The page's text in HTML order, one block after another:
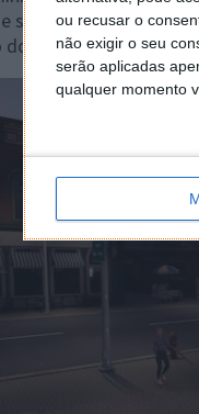
ou recusar o
não exigir o seu
serão aplicadas
qualquer momento
standards de
jogador terá de ser